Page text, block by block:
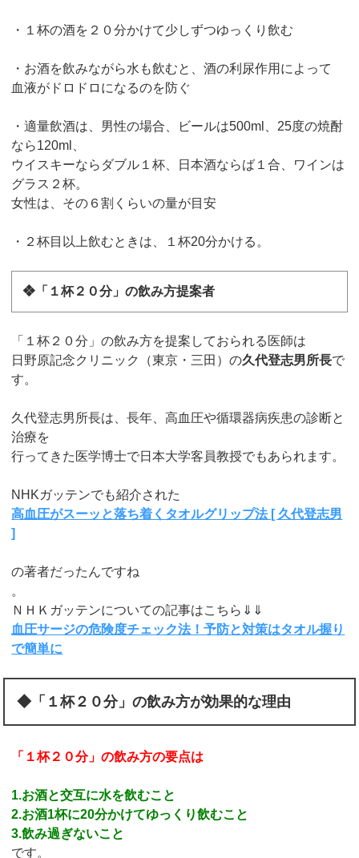
・１杯の酒を２０分かけて少しずつゆっくり飲む
・お酒を飲みながら水も飲むと、酒の利尿作用によって
血液がドロドロになるのを防ぐ
・適量飲酒は、男性の場合、ビールは500ml、25度の焼酎
なら120ml、
ウイスキーならダブル１杯、日本酒ならば１合、ワインは
グラス２杯。
女性は、その６割くらいの量が目安
・２杯目以上飲むときは、１杯20分かける。
❖「１杯２０分」の飲み方提案者
「１杯２０分」の飲み方を提案しておられる医師は
日野原記念クリニック（東京・三田）の久代登志男所長で
す。
久代登志男所長は、長年、高血圧や循環器病疾患の診断と
治療を
行ってきた医学博士で日本大学客員教授でもあられます。
NHKガッテンでも紹介された
高血圧がスーッと落ち着くタオルグリップ法 [ 久代登志男
]
の著者だったんですね
。
ＮＨＫガッテンについての記事はこちら⇓⇓
血圧サージの危険度チェック法！予防と対策はタオル握り
で簡単に
◆「１杯２０分」の飲み方が効果的な理由
「１杯２０分」の飲み方の要点は
1.お酒と交互に水を飲むこと
2.お酒1杯に20分かけてゆっくり飲むこと
3.飲み過ぎないこと
です。